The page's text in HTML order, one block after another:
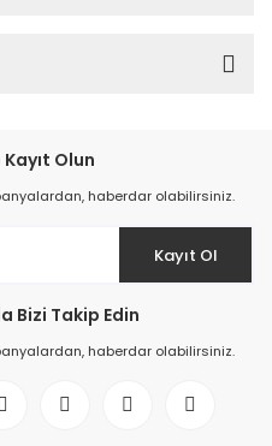
Olun
haberdar olabilirsiniz.
Kayıt Ol
Bizi Takip Edin
haberdar olabilirsiniz.